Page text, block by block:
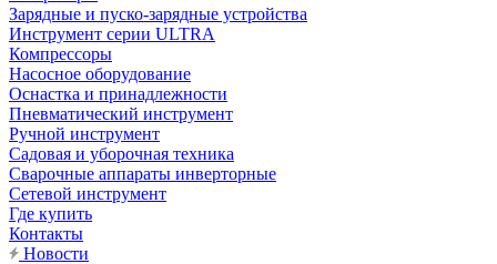
Зарядные и пуско-зарядные устройства
Инструмент серии ULTRA
Компрессоры
Насосное оборудование
Оснастка и принадлежности
Пневматический инструмент
Ручной инструмент
Садовая и уборочная техника
Сварочные аппараты инверторные
Сетевой инструмент
Где купить
Контакты
Новости